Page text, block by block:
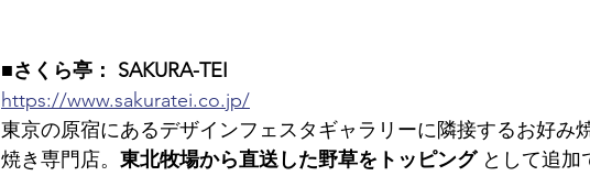
■さくら亭： SAKURA-TEI
https://www.sakuratei.co.jp/
東京の原宿にあるデザインフェスタギャラリーに隣接するお好み
焼き専門店。 東北牧場から直送した野草をトッピング として追加